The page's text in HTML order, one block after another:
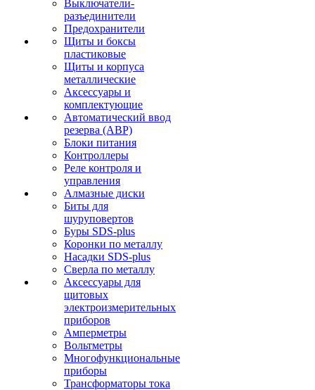
Выключатели-
разъединители
Предохранители
Щиты и боксы
пластиковые
Щиты и корпуса
металлические
Аксессуары и
комплектующие
Автоматический ввод
резерва (АВР)
Блоки питания
Контроллеры
Реле контроля и
управления
Алмазные диски
Биты для
шуруповертов
Буры SDS-plus
Коронки по металлу
Насадки SDS-plus
Сверла по металлу
Аксессуары для
щитовых
электроизмерительных
приборов
Амперметры
Вольтметры
Многофункциональные
приборы
Трансформаторы тока